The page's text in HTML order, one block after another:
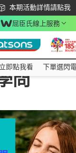
本期活動詳情請點我
下載app最高回饋$350
屈臣氏線上服務
我看
即點我看 下單選閃
問